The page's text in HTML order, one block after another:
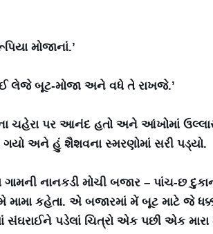
મોજાનાં.’
લેજે બૂટ-મોજા અને વધે તે રાખજે.’
ચહેરા પર આનંદ હતો અને આંખોમાં
અને હું શૈશવના સ્મરણોમાં સરી પડ્યો.
નાનકડી મોચી બજાર – પાંચ-છ
મામા કહેતા. એ બજારમાં મેં બૂટ માટે જે
પડેલાં ચિત્રો એક પછી એક